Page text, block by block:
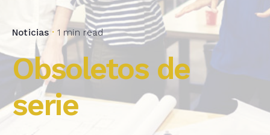
Noticias 1 min read
Obsoletos de
serie